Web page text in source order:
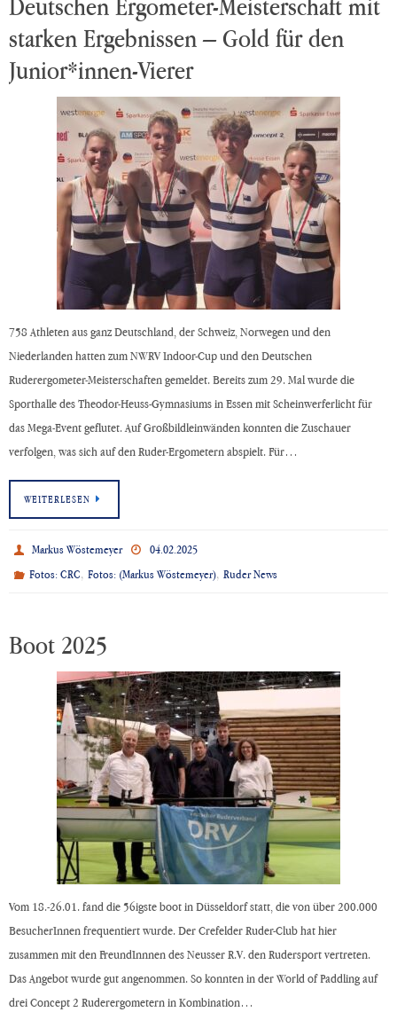
Deutschen Ergometer-Meisterschaft mit
starken Ergebnissen – Gold für den
Junior*innen-Vierer
758 Athleten aus ganz Deutschland, der Schweiz, Norwegen und den
Niederlanden hatten zum NWRV Indoor-Cup und den Deutschen
Ruderergometer-Meisterschaften gemeldet. Bereits zum 29. Mal wurde die
Sporthalle des Theodor-Heuss-Gymnasiums in Essen mit Scheinwerferlicht für
das Mega-Event geflutet. Auf Großbildleinwänden konnten die Zuschauer
verfolgen, was sich auf den Ruder-Ergometern abspielt. Für…
WEITERLESEN
Markus Wöstemeyer
04.02.2025
Fotos: CRC,Fotos: (Markus Wöstemeyer),Ruder News
Boot 2025
Vom 18.-26.01. fand die 56igste boot in Düsseldorf statt, die von über 200.000
BesucherInnen frequentiert wurde. Der Crefelder Ruder-Club hat hier
zusammen mit den FreundInnnen des Neusser R.V. den Rudersport vertreten.
Das Angebot wurde gut angenommen. So konnten in der World of Paddling auf
drei Concept 2 Ruderergometern in Kombination…